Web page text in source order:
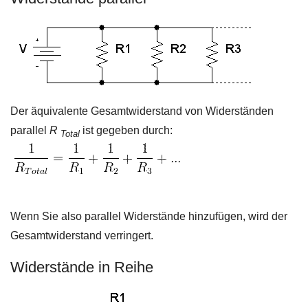
Der äquivalente Gesamtwiderstand von Widerständen
parallel R Total ist gegeben durch:
Wenn Sie also parallel Widerstände hinzufügen, wird der
Gesamtwiderstand verringert.
Widerstände in Reihe